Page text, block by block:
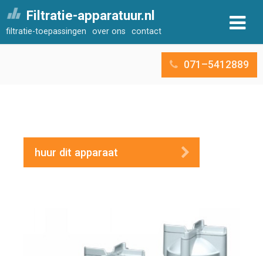
Filtratie-apparatuur.nl
filtratie-toepassingen over ons contact
071–5412889
huur dit apparaat